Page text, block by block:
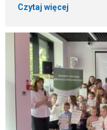
Czytaj więcej